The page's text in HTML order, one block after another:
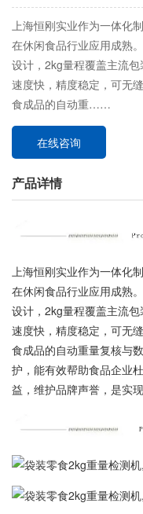
上海恒刚实业作为一体化
在休闲食品行业应用成熟
设计，2kg量程覆盖主流
速度快，精度稳定，可无
食成品的自动重……
在线咨询
产品详情
上海恒刚实业作为一体化
在休闲食品行业应用成熟
设计，2kg量程覆盖主流
速度快，精度稳定，可无
食成品的自动重量复核与
护，能有效帮助食品企业
益，维护品牌声誉，是实